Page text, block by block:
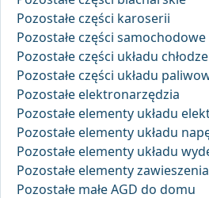
Pozostałe części karoserii
Pozostałe części samochodowe
Pozostałe części układu
Pozostałe części układu
Pozostałe elektronarzędzia
Pozostałe elementy układu
Pozostałe elementy układu
Pozostałe elementy układu
Pozostałe elementy zawieszenia
Pozostałe małe AGD do domu